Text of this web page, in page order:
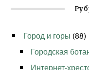
Город и горы (88)
Городская
Интернет-